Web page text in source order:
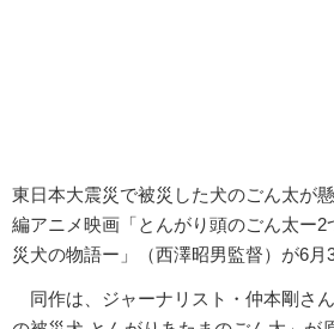
東日本大震災で被災した犬のごん太が
編アニメ映画「とんがり頭のごん太ー
災犬の物語ー」（西澤昭男監督）が6月
同作は、ジャーナリスト・仲本剛さ